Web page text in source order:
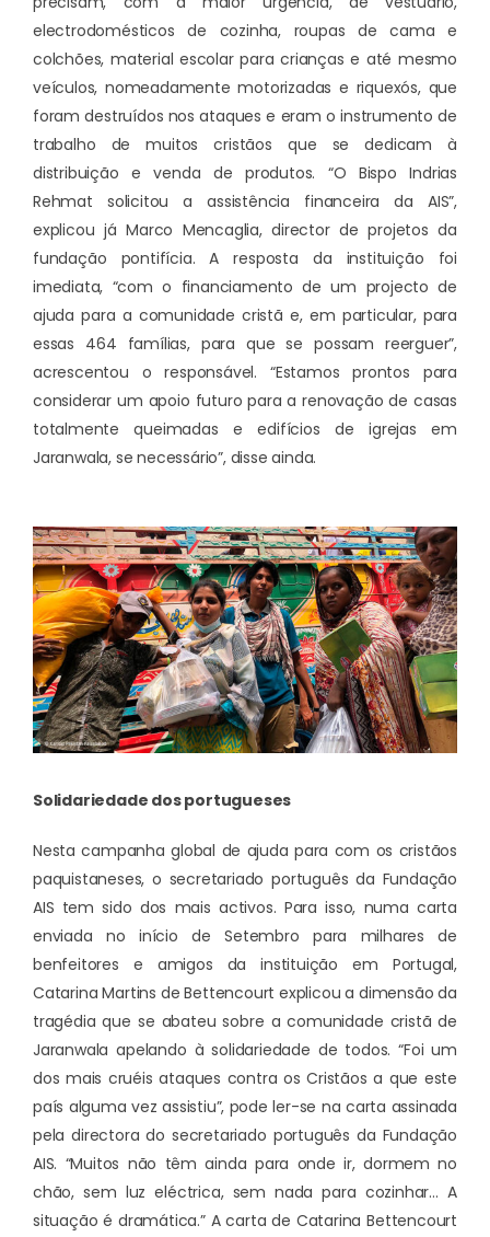
electrodomésticos de cozinha, roupas de cama e
colchões, material escolar para crianças e até mesmo
veículos, nomeadamente motorizadas e riquexós, que
foram destruídos nos ataques e eram o instrumento de
trabalho de muitos cristãos que se dedicam à
distribuição e venda de produtos. “O Bispo Indrias
Rehmat solicitou a assistência financeira da AIS”,
explicou já Marco Mencaglia, director de projetos da
fundação pontifícia. A resposta da instituição foi
imediata, “com o financiamento de um projecto de
ajuda para a comunidade cristã e, em particular, para
essas 464 famílias, para que se possam reerguer”,
acrescentou o responsável. “Estamos prontos para
considerar um apoio futuro para a renovação de casas
totalmente queimadas e edifícios de igrejas em
Jaranwala, se necessário”, disse ainda.
Solidariedade dos portugueses
Nesta campanha global de ajuda para com os cristãos
paquistaneses, o secretariado português da Fundação
AIS tem sido dos mais activos. Para isso, numa carta
enviada no início de Setembro para milhares de
benfeitores e amigos da instituição em Portugal,
Catarina Martins de Bettencourt explicou a dimensão da
tragédia que se abateu sobre a comunidade cristã de
Jaranwala apelando à solidariedade de todos. “Foi um
dos mais cruéis ataques contra os Cristãos a que este
país alguma vez assistiu”, pode ler-se na carta assinada
pela directora do secretariado português da Fundação
AIS. “Muitos não têm ainda para onde ir, dormem no
chão, sem luz eléctrica, sem nada para cozinhar… A
situação é dramática.” A carta de Catarina Bettencourt